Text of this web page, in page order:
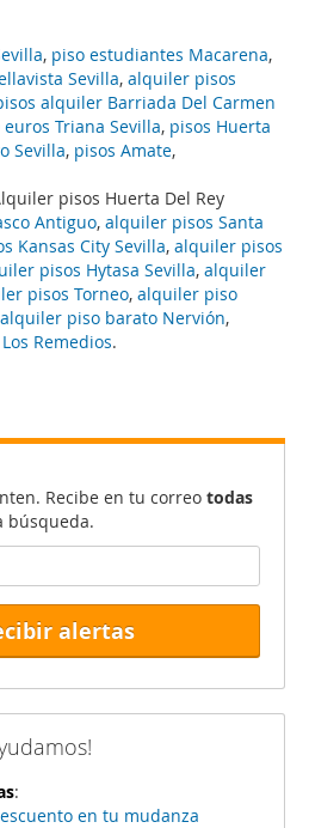
pisos Huerta Del Rey
Antiguo, alquiler pisos Santa
Kansas City Sevilla, alquiler pisos
pisos Hytasa Sevilla, alquiler
pisos Torneo, alquiler piso
alquiler piso barato Nervión,
Remedios.
, piso estudiantes Macarena,
Sevilla, alquiler pisos
alquiler Barriada Del Carmen
Triana Sevilla, pisos Huerta
Sevilla, pisos Amate,
Recibe en tu correo todas
búsqueda.
alertas
:
en tu mudanza